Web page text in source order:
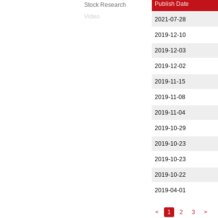
Stock Research
Video
Publish Date
2021-07-28
2019-12-10
2019-12-03
2019-12-02
2019-11-15
2019-11-08
2019-11-04
2019-10-29
2019-10-23
2019-10-23
2019-10-22
2019-04-01
< 1 2 3 >